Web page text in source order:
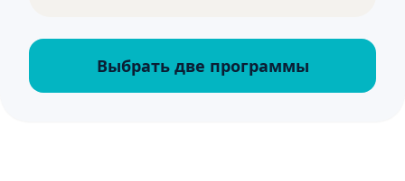
Выбрать две программы